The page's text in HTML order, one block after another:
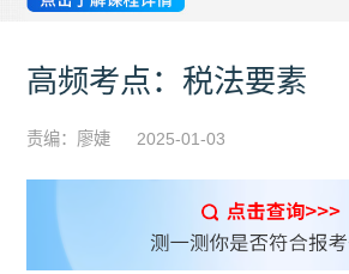
高频考点：税法要素
责编：廖婕 2025-01-03